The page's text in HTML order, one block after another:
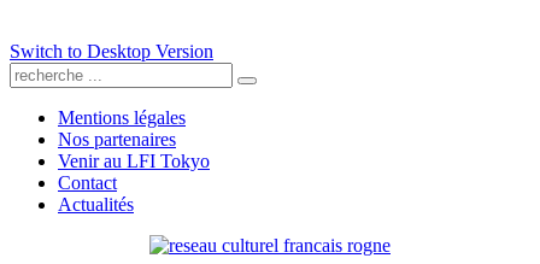
Switch to Desktop Version
Mentions légales
Nos partenaires
Venir au LFI Tokyo
Contact
Actualités